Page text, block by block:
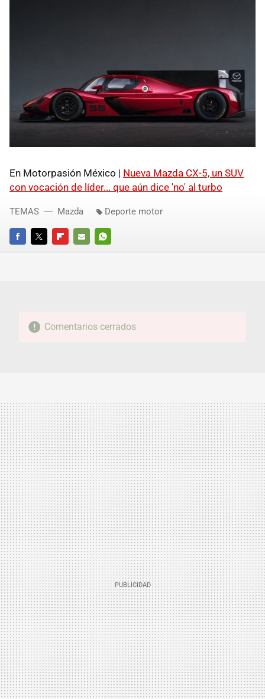
En Motorpasión México | Nueva Mazda CX-5, un SUV
con vocación de líder... que aún dice 'no' al turbo
FACEBOOKTWITTERFLIPBOARD
E-
WHATSAPP
TEMAS Mazda Deporte motor
Comentarios cerrados